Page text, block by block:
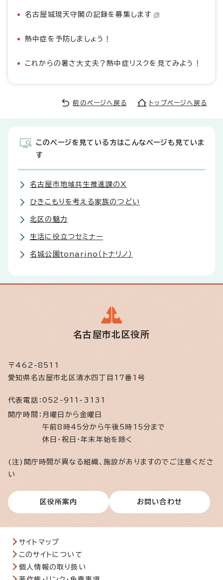
名古屋城現天守閣の記録を募集します
熱中症を予防しましょう！
これからの暑さ大丈夫？熱中症リスクを見てみよう！
前のページへ戻る トップページへ戻る
このページを見ている方はこんなページも見ていま
す
名古屋市地域共生推進課のX
ひきこもりを考える家族のつどい
北区の魅力
生活に役立つセミナー
名城公園tonarino（トナリノ）
名古屋市北区役所
〒462-8511
愛知県名古屋市北区清水四丁目17番1号
代表電話： 052-911-3131
開庁時間： 月曜日から金曜日
午前8時45分から午後5時15分まで
休日・祝日・年末年始を除く
(注)開庁時間が異なる組織、施設がありますのでご注意くださ
い
区役所案内 お問い合わせ
サイトマップ
このサイトについて
個人情報の取り扱い